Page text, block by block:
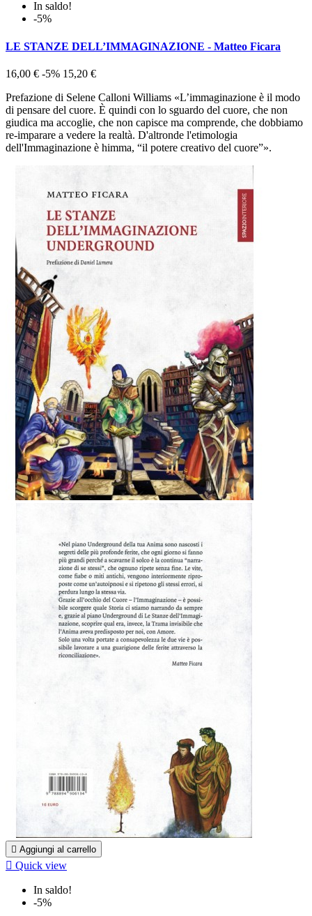
In saldo!
-5%
LE STANZE DELL’IMMAGINAZIONE - Matteo Ficara
16,00 € -5% 15,20 €
Prefazione di Selene Calloni Williams «L’immaginazione è il modo
di pensare del cuore. È quindi con lo sguardo del cuore, che non
giudica ma accoglie, che non capisce ma comprende, che dobbiamo
re-imparare a vedere la realtà. D'altronde l'etimologia
dell'Immaginazione è himma, “il potere creativo del cuore”».
 Aggiungi al carrello
 Quick view
In saldo!
-5%